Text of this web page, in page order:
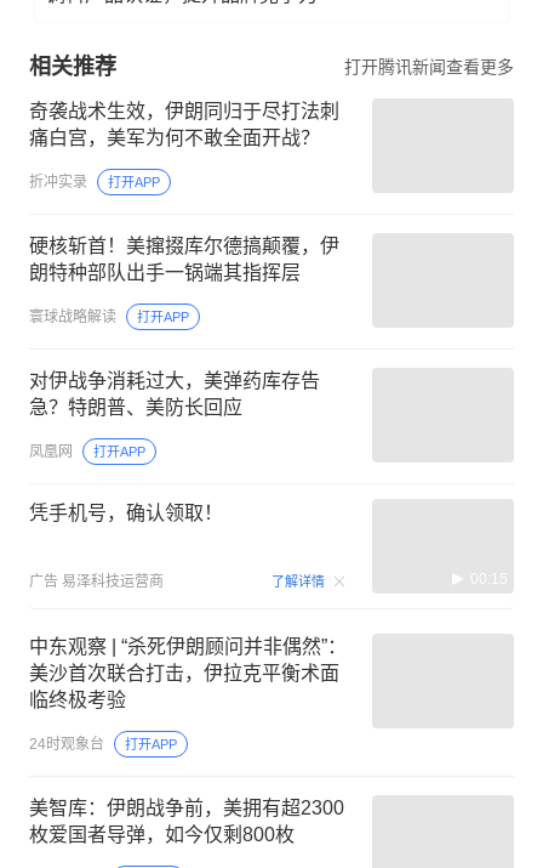
相关推荐 打开腾讯新闻查看更多
奇袭战术生效，伊朗同归于尽打法刺
痛白宫，美军为何不敢全面开战？
折冲实录 打开APP
硬核斩首！美撺掇库尔德搞颠覆，伊
朗特种部队出手一锅端其指挥层
寰球战略解读 打开APP
对伊战争消耗过大，美弹药库存告
急？特朗普、美防长回应
凤凰网 打开APP
凭手机号，确认领取！
广告 易泽科技运营商 了解详情 00:15
中东观察 | “杀死伊朗顾问并非偶然”：
美沙首次联合打击，伊拉克平衡术面
临终极考验
24时观象台 打开APP
美智库：伊朗战争前，美拥有超2300
枚爱国者导弹，如今仅剩800枚